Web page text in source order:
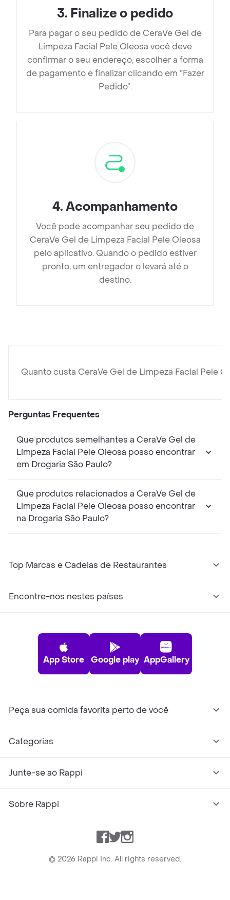
3. Finalize o pedido
Para pagar o seu pedido de CeraVe Gel de
Limpeza Facial Pele Oleosa você deve
confirmar o seu endereço, escolher a forma
de pagamento e finalizar clicando em ”Fazer
Pedido”.
4.Acompanhamento
Você pode acompanhar seu pedido de
CeraVe Gel de Limpeza Facial Pele Oleosa
pelo aplicativo. Quando o pedido estiver
pronto, um entregador o levará até o
destino.
Quanto custa CeraVe Gel de Limpeza Facial Pele
Perguntas Frequentes
Que produtos semelhantes a CeraVe Gel de
Limpeza Facial Pele Oleosa posso encontrar
em Drogaria São Paulo?
Que produtos relacionados a CeraVe Gel de
Limpeza Facial Pele Oleosa posso encontrar
na Drogaria São Paulo?
Top Marcas e Cadeias de Restaurantes
Encontre-nos nestes países
App Store Google play AppGallery
Peça sua comida favorita perto de você
Categorias
Junte-se ao Rappi
Sobre Rappi
Facebook
TwitterInstagram
© 2026 Rappi Inc. All rights reserved.